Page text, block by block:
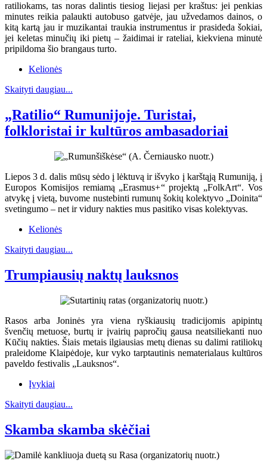
ratiliokams, tas noras dalintis tiesiog liejasi per kraštus: jei penkias
minutes reikia palaukti autobuso gatvėje, jau užvedamos dainos, o
kitą kartą jau ir muzikantai traukia instrumentus ir prasideda šokiai,
jei keletas minučių iki pietų – žaidimai ir rateliai, kiekviena minutė
pripildoma šio brangaus turto.
Kelionės
Skaityti daugiau...
„Ratilio“ Rumunijoje. Turistai,
folkloristai ir kultūros ambasadoriai
Liepos 3 d. dalis mūsų sėdo į lėktuvą ir išvyko į karštąją Rumuniją, į
Europos Komisijos remiamą „Erasmus+“ projektą „FolkArt“. Vos
atvykę į vietą, buvome nustebinti rumunų šokių kolektyvo „Doinita“
svetingumo – net ir vidury nakties mus pasitiko visas kolektyvas.
Kelionės
Skaityti daugiau...
Trumpiausių naktų lauksnos
Rasos arba Joninės yra viena ryškiausių tradicijomis apipintų
švenčių metuose, burtų ir įvairių papročių gausa neatsiliekanti nuo
Kūčių nakties. Šiais metais ilgiausias metų dienas su dalimi ratiliokų
praleidome Klaipėdoje, kur vyko tarptautinis nematerialaus kultūros
paveldo festivalis „Lauksnos“.
Įvykiai
Skaityti daugiau...
Skamba skamba skėčiai